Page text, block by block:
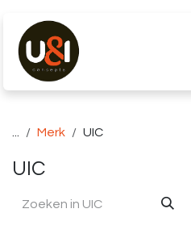
Merk UIC
UIC